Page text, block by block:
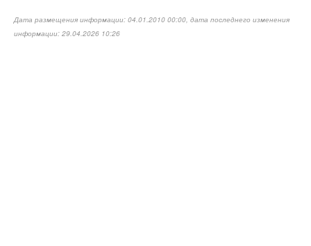
Дата размещения информации: 04.01.2010 00:00, дата последнего изменения
информации: 29.04.2026 10:26